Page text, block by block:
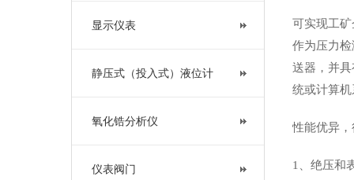
显示仪表
静压式（投入式）液位计
氧化锆分析仪
仪表阀门
可实现工
作为压力
送器，并
统或计算
性能优异
1、绝压和